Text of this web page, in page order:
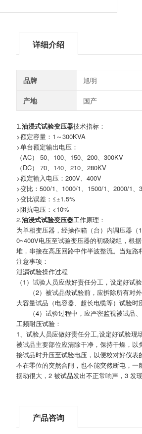
详细介绍
品牌 旭明
产地 国产
1.油浸式试验变压器技术指标：
>额定容量：1～300KVA
>单台额定输出电压：
（AC） 50、100、150、200、300KV
（DC） 70、140、210、280KV
>额定输入电压：200V、400V
>变比：500/1、1000/1、1500/1、2000/1、
>变比误差：≤±1.5%
>阻抗电压：<10%
2.油浸式试验变压器工作原理：
为单相变压器，经操作箱（台）内调压器
0~400V电压至试验变压器的初级绕组，根
堆，串接在高压回路中作半波整流。当短路
注意事项：
泄漏试验操作过程
（1）试验人员应做好责任分工，设定好试
（2）被试品做试验前，应拆除所有对
大容量试品（电容器、超长电缆等）试验
（4）试验过程中，应严密监视被试品、
工频耐压试验：
1、试验人员应做好责任分工,设定好试验
被试品主要部位应清除干净，保持干燥，
接试品时升压至试验电压，以便校对好仪
不在零位的突然合闸，也不能突然断电，
摆动很大，2 被试品发出不正常响声，3 发
产品咨询